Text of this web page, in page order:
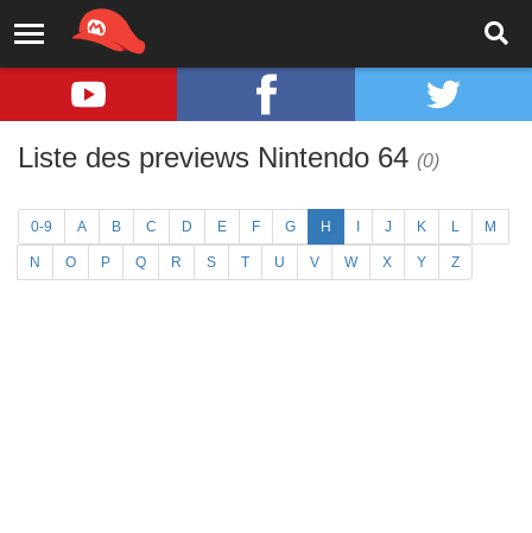
Liste des previews Nintendo 64 (0)
0-9 A B C D E F G H J K L M
N O P Q R S T U V W X Y Z